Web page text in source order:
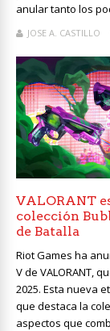
anular tanto los
JOSE A. CASTILLO
VALORANT
colección
de Batalla
Riot Games ha
V de VALORANT,
2025. Esta nueva
que destaca la
aspectos que